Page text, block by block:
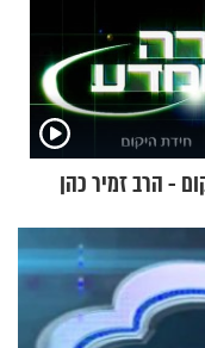
- הרב זמיר כהן